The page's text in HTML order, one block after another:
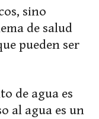
sino
de salud
pueden ser
de agua es
al agua es un